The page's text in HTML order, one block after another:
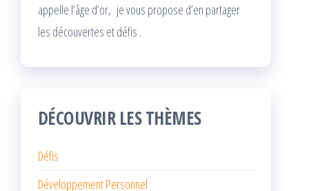
appelle l’âge d’or, je vous propose d’en partager
les découvertes et défis .
DÉCOUVRIR LES THÈMES
Défis
Développement Personnel